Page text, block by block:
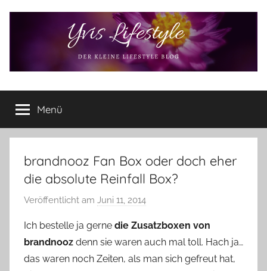
Yvis
Lifestyle
Lifestyle
Blog
–
Lifestyle,
Rezensionen,
Produkttests
und
mehr
Menü
brandnooz Fan Box oder doch eher
die absolute Reinfall Box?
Veröffentlicht am Juni 11, 2014
n
Y
v
Ich bestelle ja gerne die Zusatzboxen von
brandnooz denn sie waren auch mal toll. Hach ja…
das waren noch Zeiten, als man sich gefreut hat,